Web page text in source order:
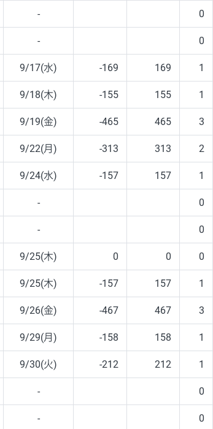
- 0
- 0
9/17(水) -169 169 1
9/18(木) -155 155 1
9/19(金) -465 465 3
9/22(月) -313 313 2
9/24(水) -157 157 1
- 0
- 0
9/25(木) 0 0 0
9/25(木) -157 157 1
9/26(金) -467 467 3
9/29(月) -158 158 1
9/30(火) -212 212 1
- 0
- 0